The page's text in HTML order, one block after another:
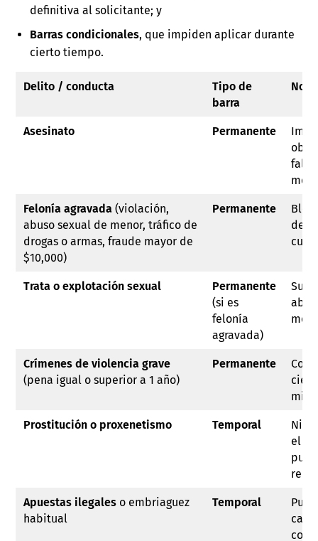
definitiva al solicitante; y
Barras condicionales, que impiden aplicar durante
cierto tiempo.
Delito / conducta
Tipo de
barra
Asesinato Permanente
falta
Felonía agravada (violación,
abuso sexual de menor, tráfico de
drogas o armas, fraude mayor de
$10,000)
Permanente
de
Trata o explotación sexual
Permanente
(si es
felonía
agravada)
Crímenes de violencia grave
(pena igual o superior a 1 año)
Permanente
Prostitución o proxenetismo Temporal
el
Apuestas ilegales o embriaguez
habitual
Temporal